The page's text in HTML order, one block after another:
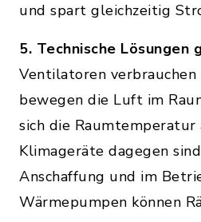
und spart gleichzeitig
5. Technische
Ventilatoren
bewegen die Luft im
sich die Raumtemperatur
Klimageräte dagegen
Anschaffung und im
Wärmepumpen können